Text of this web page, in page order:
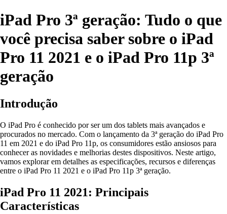
iPad Pro 3ª geração: Tudo o que
você precisa saber sobre o iPad
Pro 11 2021 e o iPad Pro 11p 3ª
geração
Introdução
O iPad Pro é conhecido por ser um dos tablets mais avançados e
procurados no mercado. Com o lançamento da 3ª geração do iPad Pro
11 em 2021 e do iPad Pro 11p, os consumidores estão ansiosos para
conhecer as novidades e melhorias destes dispositivos. Neste artigo,
vamos explorar em detalhes as especificações, recursos e diferenças
entre o iPad Pro 11 2021 e o iPad Pro 11p 3ª geração.
iPad Pro 11 2021: Principais
Características